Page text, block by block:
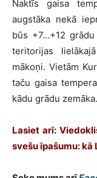
Naktīs gaisa
augstāka nekā
būs +7…+12
teritorijas
mākoņi. Vietām
taču gaisa
kādu grādu zemāka.
Lasiet arī:
svešu īpašumu: